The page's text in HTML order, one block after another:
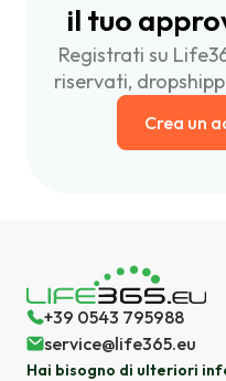
il tuo
Registrati su
riservati,
Crea un
+39 0543 795988
service@life365.eu
Hai bisogno di ulteriori